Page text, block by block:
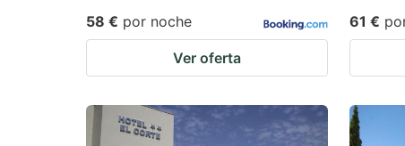
dates.
58 € por noche
Ver oferta
61 €